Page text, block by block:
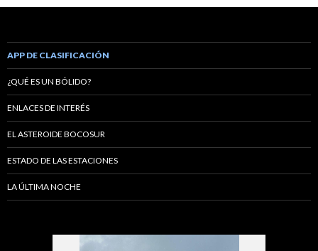
APP DE CLASIFICACIÓN
¿QUÉ ES UN BÓLIDO?
ENLACES DE INTERÉS
EL ASTEROIDE BOCOSUR
ESTADO DE LAS ESTACIONES
LA ÚLTIMA NOCHE